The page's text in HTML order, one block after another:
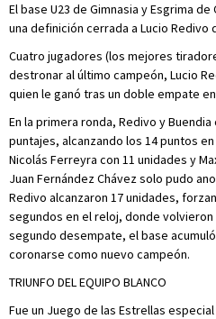
El base U23 de Gimnasia y Esgrima
una definición cerrada a Lucio Redivo
Cuatro jugadores (los mejores
destronar al último campeón, Lucio
quien le ganó tras un doble empate
En la primera ronda, Redivo y
puntajes, alcanzando los 14 puntos
Nicolás Ferreyra con 11 unidades y
Juan Fernández Chávez solo pudo
Redivo alcanzaron 17 unidades,
segundos en el reloj, donde volvieron
segundo desempate, el base
coronarse como nuevo campeón.
TRIUNFO DEL EQUIPO BLANCO
Fue un Juego de las Estrellas